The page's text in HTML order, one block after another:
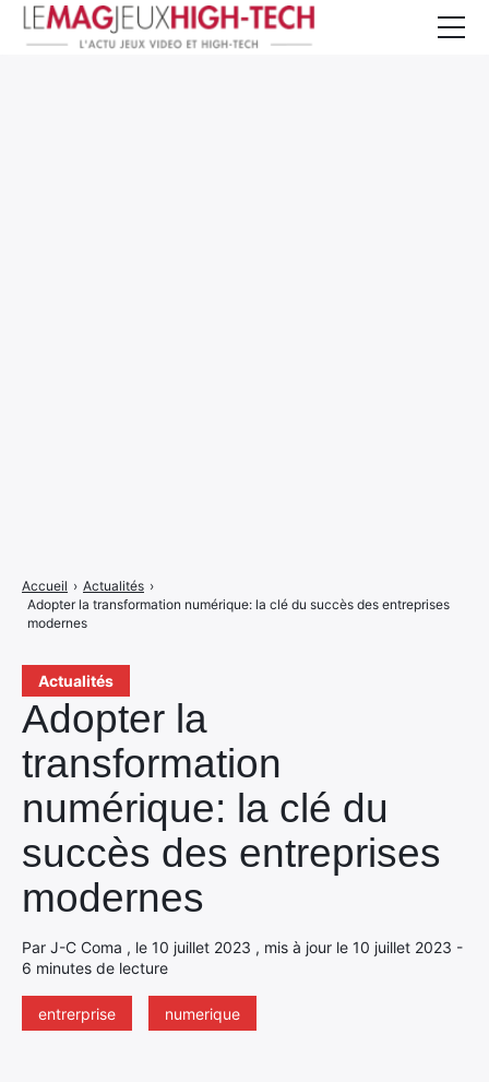
Actualités
Adopter la
transformation
numérique: la clé du
succès des entreprises
modernes
Par J-C Coma , le 10 juillet 2023 , mis à jour le 10 juillet 2023 -
6 minutes de lecture
entrerprise numerique
Accueil › Actualités ›
Adopter la transformation numérique: la clé du succès des entreprises
modernes